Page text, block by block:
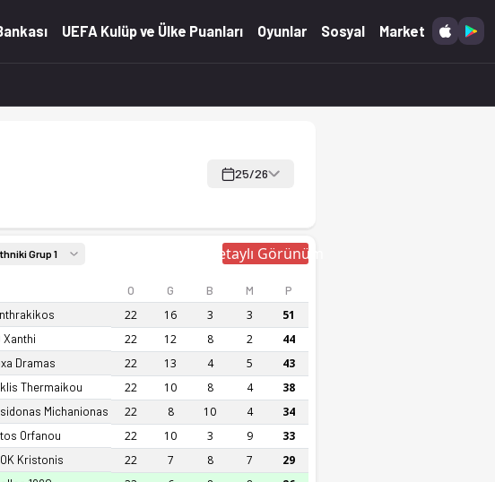
UEFA Kulüp ve Ülke Puanları Oyunlar Sosyal Market
25/26
Grup 1 Detaylı Görünüm
O G B M P
22 16 3 3 51
Xanthi 22 12 8 2 44
Dramas 22 13 4 5 43
Thermaikou 22 10 8 4 38
Michanionas 22 8 10 4 34
Orfanou 22 10 3 9 33
Kristonis 22 7 8 7 29